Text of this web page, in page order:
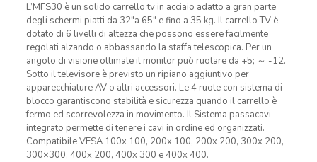
L’MFS30 è un solido carrello tv in acciaio adatto a gran parte
degli schermi piatti da 32″a 65″ e fino a 35 kg. Il carrello TV è
dotato di 6 livelli di altezza che possono essere facilmente
regolati alzando o abbassando la staffa telescopica. Per un
angolo di visione ottimale il monitor può ruotare da +5; ～ -12.
Sotto il televisore è previsto un ripiano aggiuntivo per
apparecchiature AV o altri accessori. Le 4 ruote con sistema di
blocco garantiscono stabilità e sicurezza quando il carrello è
fermo ed scorrevolezza in movimento. Il Sistema passacavi
integrato permette di tenere i cavi in ordine ed organizzati.
Compatibile VESA 100x 100, 200x 100, 200x 200, 300x 200,
300×300, 400x 200, 400x 300 e 400x 400.